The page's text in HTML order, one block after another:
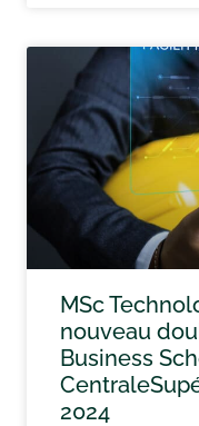
MSc
nouveau
Business
2024